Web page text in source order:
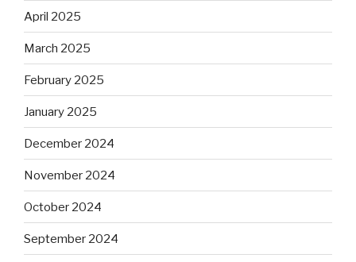
April 2025
March 2025
February 2025
January 2025
December 2024
November 2024
October 2024
September 2024